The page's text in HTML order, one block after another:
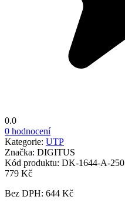
0.0
0 hodnocení
Kategorie: UTP
Značka: DIGITUS
Kód produktu: DK-1644-A-250
779 Kč
Bez DPH: 644 Kč